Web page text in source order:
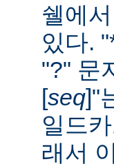
쉘에
있다.
"?" 문
[seq]"
일드
래서